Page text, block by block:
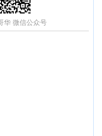
华 微信公众号